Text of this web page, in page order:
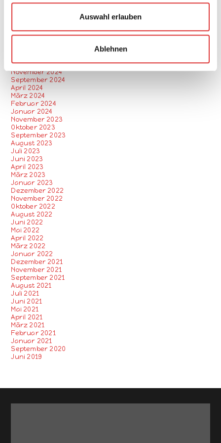
Auswahl erlauben
Ablehnen
April 2025
Dezember 2024
November 2024
September 2024
April 2024
März 2024
Februar 2024
Januar 2024
November 2023
Oktober 2023
September 2023
August 2023
Juli 2023
Juni 2023
April 2023
März 2023
Januar 2023
Dezember 2022
November 2022
Oktober 2022
August 2022
Juni 2022
Mai 2022
April 2022
März 2022
Januar 2022
Dezember 2021
November 2021
September 2021
August 2021
Juli 2021
Juni 2021
Mai 2021
April 2021
März 2021
Februar 2021
Januar 2021
September 2020
Juni 2019